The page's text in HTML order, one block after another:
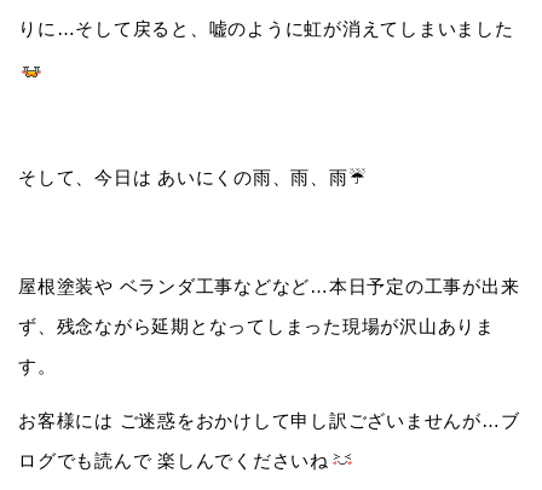
りに…そして戻ると、嘘のように虹が消えてしまいました
そして、今日は あいにくの雨、雨、雨☔️
屋根塗装や ベランダ工事などなど…本日予定の工事が出来
ず、残念ながら延期となってしまった現場が沢山ありま
す。
お客様には ご迷惑をおかけして申し訳ございませんが…ブ
ログでも読んで 楽しんでくださいね